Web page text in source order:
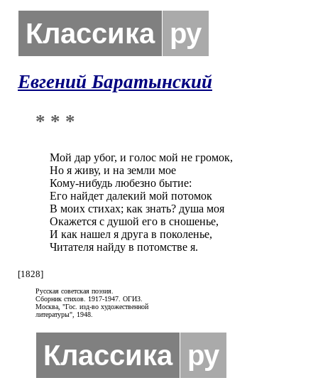
Классика ру
Евгений Баратынский
* * *
Мой дар убог, и голос мой не громок,
Но я живу, и на земли мое
Кому-нибудь любезно бытие:
Его найдет далекий мой потомок
В моих стихах; как знать? душа моя
Окажется с душой его в сношенье,
И как нашел я друга в поколенье,
Читателя найду в потомстве я.
[1828]
Русская советская поэзия.
Сборник стихов. 1917-1947. ОГИЗ.
Москва, "Гос. изд-во художественной
литературы", 1948.
Классика ру